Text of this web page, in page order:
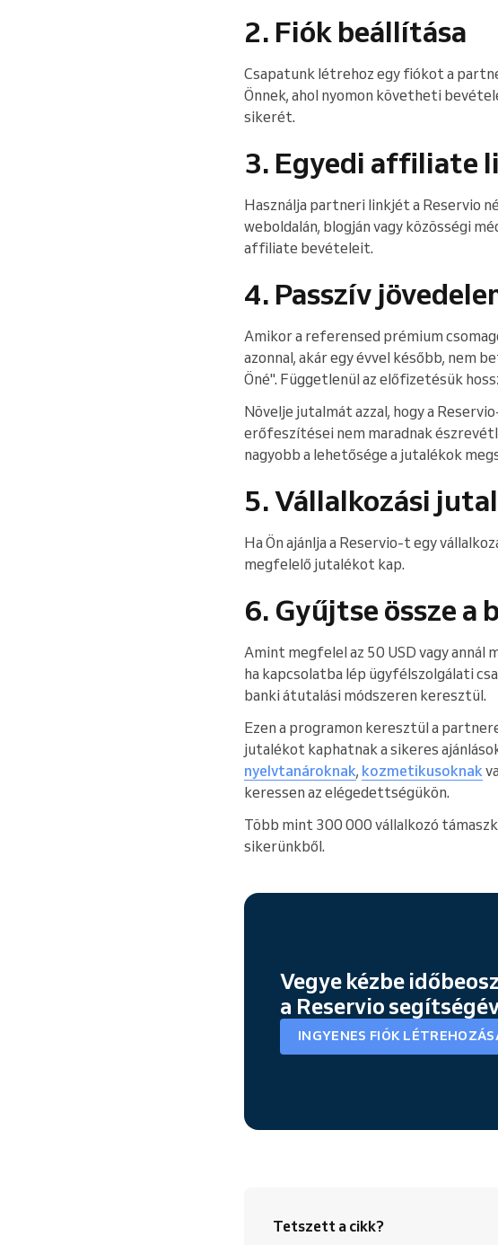
2. Fiók beállítása
Csapatunk létrehoz egy fiókot a
Önnek, ahol nyomon követheti
sikerét.
3. Egyedi affiliate
Használja partneri linkjét a Reservio
weboldalán, blogján vagy közösségi
affiliate bevételeit.
4. Passzív
Amikor a referensed prémium
azonnal, akár egy évvel később, nem
Öné". Függetlenül az előfizetésük
Növelje jutalmát azzal, hogy a
erőfeszítései nem maradnak
nagyobb a lehetősége a jutalékok
5. Vállalkozási
Ha Ön ajánlja a Reservio-t egy
megfelelő jutalékot kap.
6. Gyűjtse össze a
Amint megfelel az 50 USD vagy
ha kapcsolatba lép ügyfélszolgálati
banki átutalási módszeren keresztül.
Ezen a programon keresztül a
jutalékot kaphatnak a sikeres
nyelvtanároknak, kozmetikusoknak
keressen az elégedettségükön.
Több mint 300 000 vállalkozó
sikerünkből.
Vegye kézbe
a Reservio
INGYENES FIÓK
Tetszett a cikk?